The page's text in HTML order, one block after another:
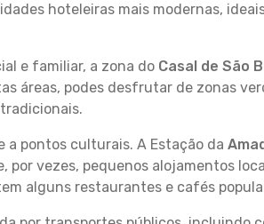
hoteleiras mais modernas,
e familiar, a zona do Casal de São
áreas, podes desfrutar de zonas
a pontos culturais. A Estação da
vezes, pequenos alojamentos
alguns restaurantes e cafés